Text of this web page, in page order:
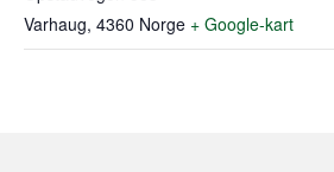
Varhaug, 4360 Norge + Google-kart